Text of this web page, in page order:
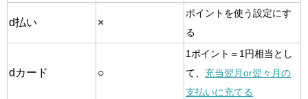
d払い ×
ポイントを使う設定にす
る
dカード ○
1ポイント＝1円相当とし
て、 充当翌月or翌々月の
支払いに充てる